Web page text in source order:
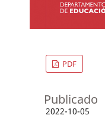
PDF
Publicado
2022-10-05